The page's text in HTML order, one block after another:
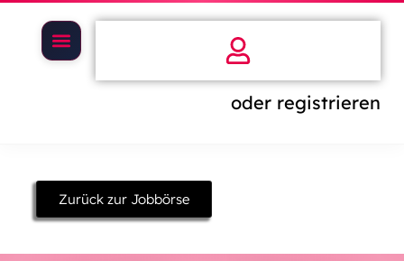
oder registrieren
Zurück zur Jobbörse